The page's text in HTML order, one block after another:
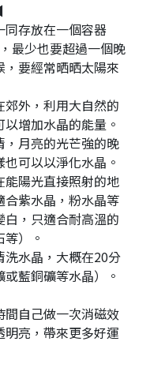
同存放在一個容器
最少也要超過一個晚
要經常晒晒太陽來
外，利用大自然的
增加水晶的能量。
月亮的光芒強的晚
可以以淨化水晶。
陽光直接照射的地
紫水晶，粉水晶等
，只適合耐高溫的
）。
洗水晶，大概在20分
藍銅礦等水晶）。
自己做一次消磁效
亮，帶來更多好運